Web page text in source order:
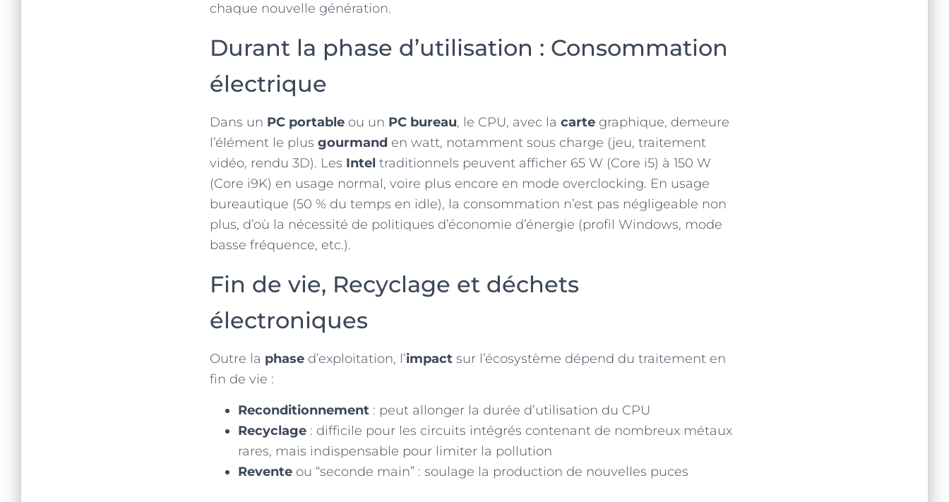
chaque nouvelle génération.
Durant la phase d’utilisation : Consommation
électrique
Dans un PC portable ou un PC bureau, le CPU, avec la carte graphique, demeure
l’élément le plus gourmand en watt, notamment sous charge (jeu, traitement
vidéo, rendu 3D). Les Intel traditionnels peuvent afficher 65 W (Core i5) à 150 W
(Core i9K) en usage normal, voire plus encore en mode overclocking. En usage
bureautique (50 % du temps en idle), la consommation n’est pas négligeable non
plus, d’où la nécessité de politiques d’économie d’énergie (profil Windows, mode
basse fréquence, etc.).
Fin de vie, Recyclage et déchets
électroniques
Outre la phase d’exploitation, l’impact sur l’écosystème dépend du traitement en
fin de vie :
Reconditionnement : peut allonger la durée d’utilisation du CPU
Recyclage : difficile pour les circuits intégrés contenant de nombreux métaux
rares, mais indispensable pour limiter la pollution
Revente ou “seconde main” : soulage la production de nouvelles puces